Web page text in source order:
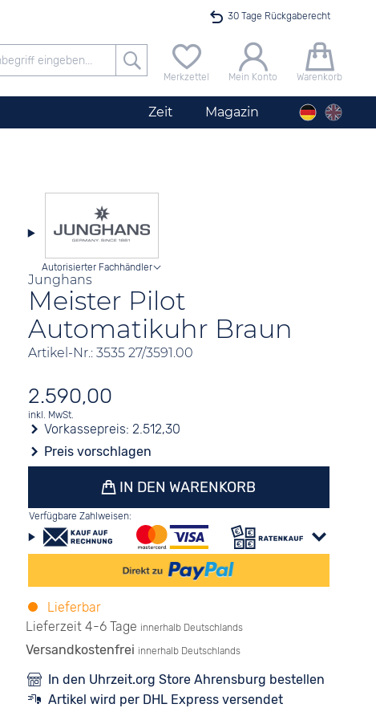
30 Tage Rückgaberecht
Versandkostenfrei ab 40 €
24h Expresslieferung
100 Tage Niedrigpreisgarantie
Merkzettel Mein Konto Warenkorb
Zeit Magazin
Junghans
Meister Pilot
Automatikuhr Braun
Artikel-Nr.: 3535 27/3591.00
Autorisierter Fachhändler
2.590,00
inkl. MwSt.
Vorkassepreis: 2.512,30
Preis vorschlagen
IN DEN WARENKORB
Verfügbare Zahlweisen:
Lieferbar
Lieferzeit 4-6 Tage innerhalb Deutschlands
Versandkostenfrei innerhalb Deutschlands
In den Uhrzeit.org Store Ahrensburg bestellen
Artikel wird per DHL Express versendet